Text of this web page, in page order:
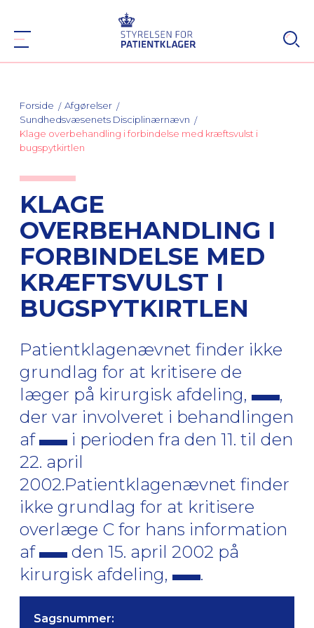
Forside
Afgørelser
Sundhedsvæsenets Disciplinærnævn
Klage overbehandling i forbindelse med kræftsvulst i
bugspytkirtlen
KLAGE
OVERBEHANDLING I
FORBINDELSE MED
KRÆFTSVULST I
BUGSPYTKIRTLEN
Patientklagenævnet finder ikke
grundlag for at kritisere de
læger på kirurgisk afdeling,
,
der var involveret i behandlingen
af
i perioden fra den 11. til den
22. april
2002.Patientklagenævnet finder
ikke grundlag for at kritisere
overlæge C for hans information
af
den 15. april 2002 på
kirurgisk afdeling,
.
Sagsnummer: